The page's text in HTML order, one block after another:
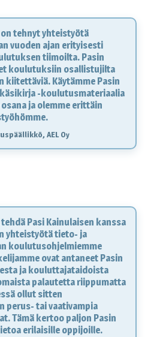
tehnyt yhteistyötä
vuoden ajan erityisesti
tiimoilta. Pasin
koulutuksiin osallistujilta
kiitettäviä. Käytämme Pasin
-koulutusmateriaalia
ja olemme erittäin
AEL Oy
Pasi Kainulaisen kanssa
yhteistyötä tieto- ja
koulutusohjelmiemme
ovat antaneet Pasin
ja kouluttajataidoista
palautetta riippumatta
ollut sitten
perus- tai vaativampia
Tämä kertoo paljon Pasin
erilaisille oppijoille.